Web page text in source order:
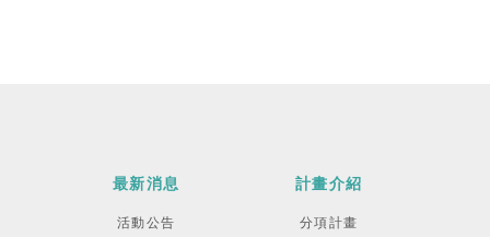
最新消息
活動公告
計畫介紹
分項計畫